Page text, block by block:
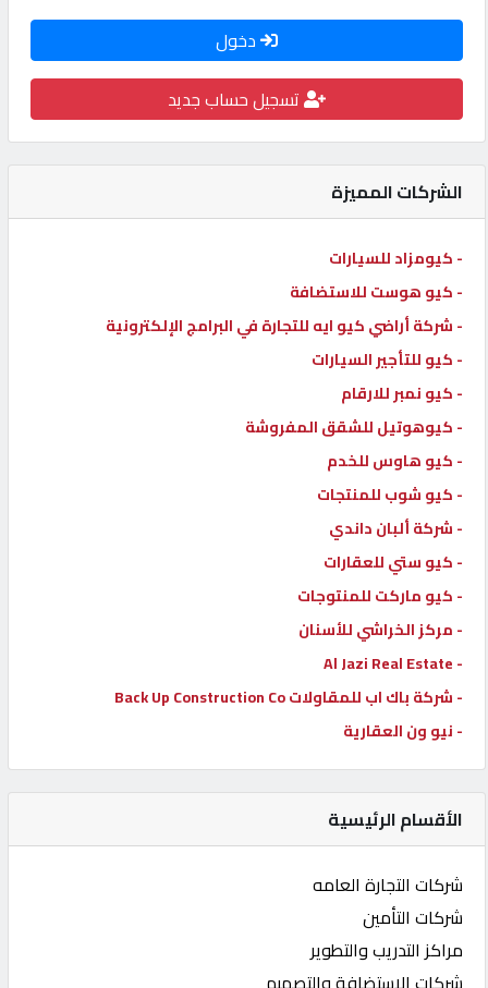
كارز
كيو
ماركت
القطري
POWERED
QHOST
دخول
تسجيل حساب جديد
الشركات المميزة
- كيومزاد للسيارات
- كيو هوست للاستضافة
- شركة أراضي كيو ايه للتجارة في البرامج الإلكترونية
- كيو للتأجير السيارات
- كيو نمبر للارقام
- كيوهوتيل للشقق المفروشة
- كيو هاوس للخدم
- كيو شوب للمنتجات
- شركة ألبان داندي
- كيو ستي للعقارات
- كيو ماركت للمنتوجات
- مركز الخراشي للأسنان
- Al Jazi Real Estate
- شركة باك اب للمقاولات Back Up Construction Co
- نيو ون العقارية
الأقسام الرئيسية
شركات التجارة العامه
شركات التأمين
مراكز التدريب والتطوير